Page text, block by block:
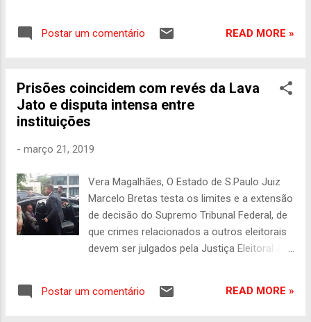
do Rio de Janeiro Moreira Franco deixou o
segunda-feira (25). Moreira Franco foi
libertado após a decisão do desembargador
federal Ivan Athié, do TRF2 (Tribunal
mandou soltar nesta segunda-feira (25) o
também inclui a liberdade de outras cinco
do ex-presidente. Todos estavam detidos
desde quinta por decisão do juiz Marcelo
Bretas, da 7ª Vara Federal do Rio de Janeiro.
Energia do governo Michel Temer, também
Postar um comentário READ MORE »
Prisões coincidem com revés da Lava
Jato e disputa intensa entre
instituições
- março 21, 2019
Vera Magalhães, O Estado de S.Paulo Juiz
Marcelo Bretas testa os limites e a extensão
de decisão do Supremo Tribunal Federal, de
que crimes relacionados a outros eleitorais
devem ser julgados pela Justiça Eleitoral A
o notório Coronel Lima, ocorre num dos
Postar um comentário READ MORE »